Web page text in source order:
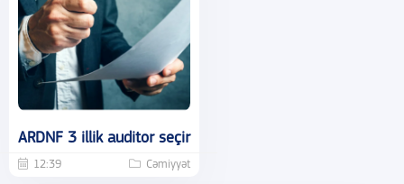
ARDNF 3 illik auditor seçir
12:39 Cəmiyyət